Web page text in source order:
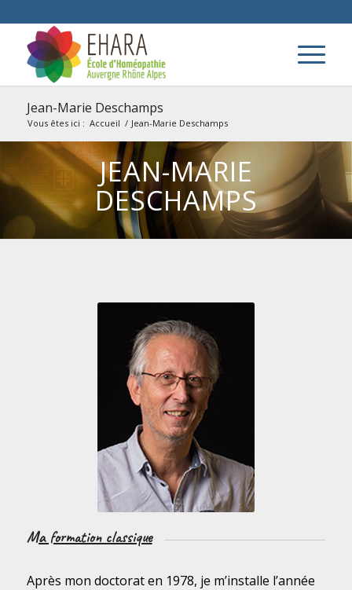
Jean-Marie Deschamps
Vous êtes ici : Accueil / Jean-Marie Deschamps
JEAN-MARIE
DESCHAMPS
Ma formation classique
Après mon doctorat en 1978, je m’installe l’année